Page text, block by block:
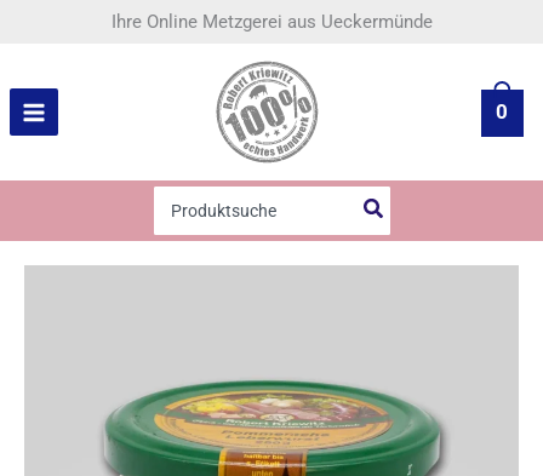
Ihre Online Metzgerei aus Ueckermünde
0
for:
Pommersche
Menge